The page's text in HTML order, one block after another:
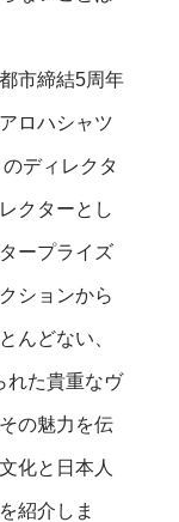
市締結5周年
ロハシャツ
ディレクタ
クターとし
ープライズ
ションから
んどない、
れた貴重なヴ
の魅力を伝
化と日本人
紹介しま